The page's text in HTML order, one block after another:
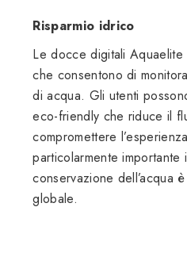
Risparmio idrico
Le docce digitali
che consentono di
di acqua. Gli utenti
eco-friendly che riduce il
compromettere
particolarmente importante
conservazione dell’acqua
globale.